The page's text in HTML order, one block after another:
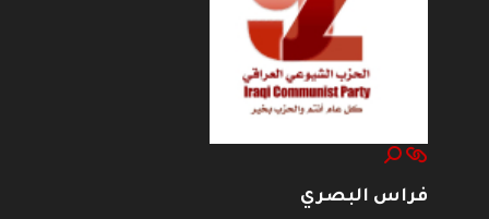
فراس البصري